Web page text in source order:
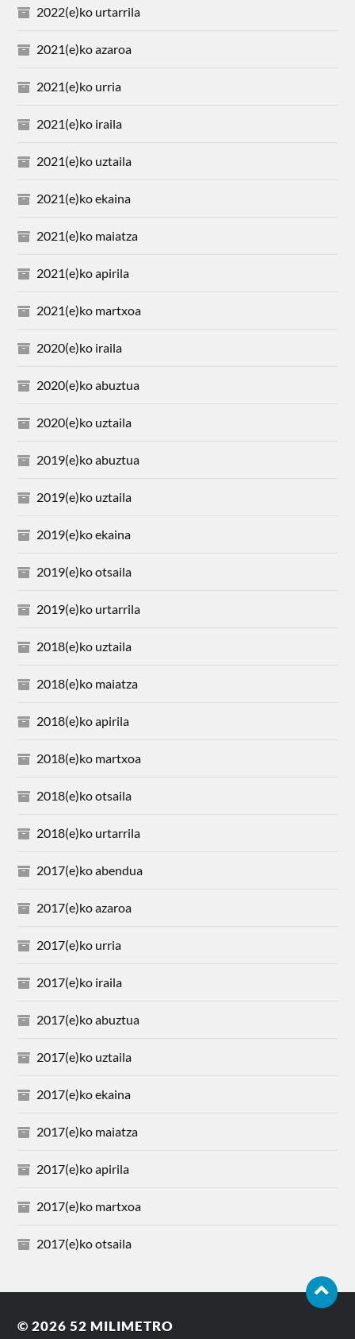
2022(e)ko urtarrila
2021(e)ko azaroa
2021(e)ko urria
2021(e)ko iraila
2021(e)ko uztaila
2021(e)ko ekaina
2021(e)ko maiatza
2021(e)ko apirila
2021(e)ko martxoa
2020(e)ko iraila
2020(e)ko abuztua
2020(e)ko uztaila
2019(e)ko abuztua
2019(e)ko uztaila
2019(e)ko ekaina
2019(e)ko otsaila
2019(e)ko urtarrila
2018(e)ko uztaila
2018(e)ko maiatza
2018(e)ko apirila
2018(e)ko martxoa
2018(e)ko otsaila
2018(e)ko urtarrila
2017(e)ko abendua
2017(e)ko azaroa
2017(e)ko urria
2017(e)ko iraila
2017(e)ko abuztua
2017(e)ko uztaila
2017(e)ko ekaina
2017(e)ko maiatza
2017(e)ko apirila
2017(e)ko martxoa
2017(e)ko otsaila
© 202652 MILIMETRO